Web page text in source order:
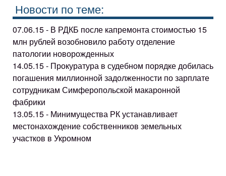
Новости по теме:
07.06.15 - В РДКБ после капремонта стоимостью 15
млн рублей возобновило работу отделение
патологии новорожденных
14.05.15 - Прокуратура в судебном порядке добилась
погашения миллионной задолженности по зарплате
сотрудникам Симферопольской макаронной
фабрики
13.05.15 - Минимущества РК устанавливает
местонахождение собственников земельных
участков в Укромном